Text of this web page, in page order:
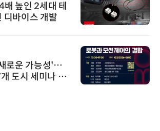
배 높인 2세대 테
디바이스 개발
로운 가능성'…
도시 세미나 페